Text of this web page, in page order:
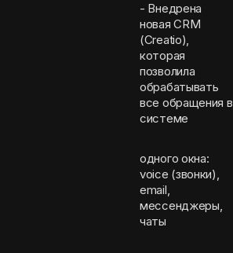
- Внедрена
новая CRM
(Creatio),
которая
позволила
обрабатывать
все обращения в
системе
одного окна:
voice (звонки),
email,
мессенджеры,
чаты